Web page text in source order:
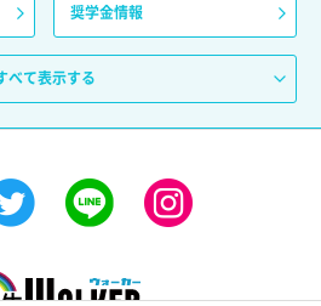
奨学金情報
べて表示する